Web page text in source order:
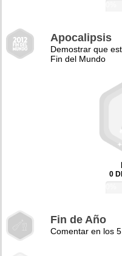
Apocalipsis
Demostrar que
Fin del Mundo
0
Fin de Año
Comentar en los